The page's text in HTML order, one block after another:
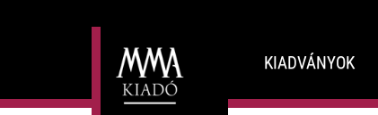
KIADVÁNYOK